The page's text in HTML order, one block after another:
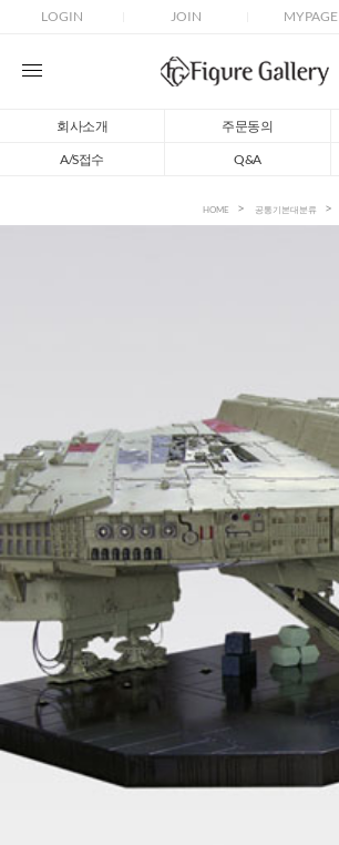
LOGIN JOIN MYPAGE
회사소개 주문동의
A/S접수
Q&A
HOME 공통기본대분류